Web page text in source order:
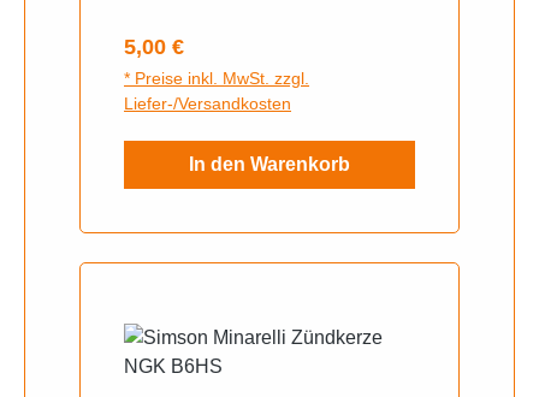
Regulärer Preis:
5,00 €
* Preise inkl. MwSt. zzgl.
Liefer-/Versandkosten
In den Warenkorb